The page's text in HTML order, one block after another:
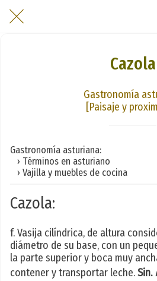
Cazola
Gastronomía
[Paisaje y
Gastronomía asturiana:
› Términos en asturiano
› Vajilla y muebles de cocina
Cazola:
f. Vasija cilíndrica, de altura
diámetro de su base, con un
la parte superior y boca muy
contener y transportar leche.Sin.